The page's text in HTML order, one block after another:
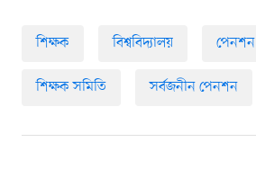
শিক্ষক বিশ্ববিদ্যালয় পেনশন
শিক্ষক সমিতি সর্বজনীন পেনশন